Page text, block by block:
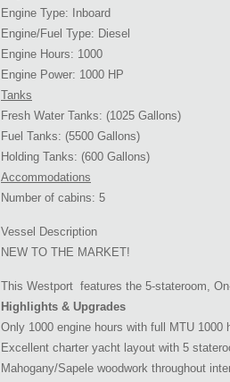
Engine Type: Inboard
Engine/Fuel Type: Diesel
Engine Hours: 1000
Engine Power: 1000 HP
Tanks
Fresh Water Tanks: (1025 Gallons)
Fuel Tanks: (5500 Gallons)
Holding Tanks: (600 Gallons)
Accommodations
Number of cabins: 5
Vessel Description
NEW TO THE MARKET!
This Westport features the 5-stateroom,
Highlights & Upgrades
Only 1000 engine hours with full MTU
Excellent charter yacht layout with 5
Mahogany/Sapele woodwork throughout